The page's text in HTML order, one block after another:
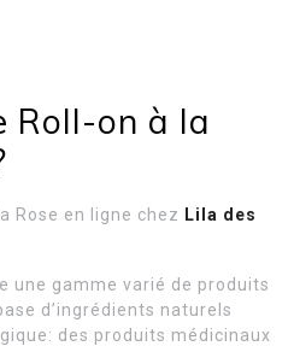
Roll-on à la
Rose en ligne chez Lila des
une gamme varié de produits
d’ingrédients naturels
des produits médicinaux